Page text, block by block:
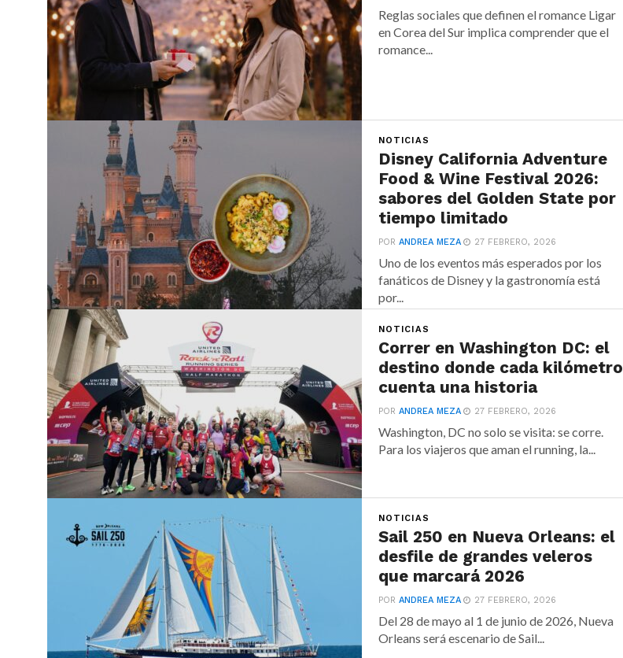
Reglas sociales que definen el romance Ligar
en Corea del Sur implica comprender que el
romance...
NOTICIAS
Disney California Adventure
Food & Wine Festival 2026:
sabores del Golden State por
tiempo limitado
PORANDREA MEZA 27 FEBRERO, 2026
Uno de los eventos más esperados por los
fanáticos de Disney y la gastronomía está
por...
NOTICIAS
Correr en Washington DC: el
destino donde cada kilómetro
cuenta una historia
PORANDREA MEZA 27 FEBRERO, 2026
Washington, DC no solo se visita: se corre.
Para los viajeros que aman el running, la...
NOTICIAS
Sail 250 en Nueva Orleans: el
desfile de grandes veleros
que marcará 2026
PORANDREA MEZA 27 FEBRERO, 2026
Del 28 de mayo al 1 de junio de 2026, Nueva
Orleans será escenario de Sail...